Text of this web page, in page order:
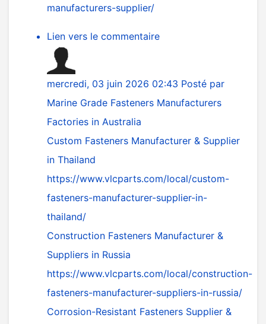
manufacturers-supplier/
Lien vers le commentaire
mercredi, 03 juin 2026 02:43 Posté par
Marine Grade Fasteners Manufacturers
Factories in Australia
Custom Fasteners Manufacturer & Supplier
in Thailand
https://www.vlcparts.com/local/custom-
fasteners-manufacturer-supplier-in-
thailand/
Construction Fasteners Manufacturer &
Suppliers in Russia
https://www.vlcparts.com/local/construction-
fasteners-manufacturer-suppliers-in-russia/
Corrosion-Resistant Fasteners Supplier &